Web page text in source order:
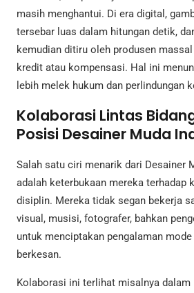
masih menghantui. Di era digital,
tersebar luas dalam hitungan detik,
kemudian ditiru oleh produsen
kredit atau kompensasi. Hal ini
lebih melek hukum dan perlindungan
Kolaborasi Lintas
Posisi Desainer Muda
Salah satu ciri menarik dari Desainer
adalah keterbukaan mereka terhadap
disiplin. Mereka tidak segan bekerja
visual, musisi, fotografer, bahkan
untuk menciptakan pengalaman
berkesan.
Kolaborasi ini terlihat misalnya dalam